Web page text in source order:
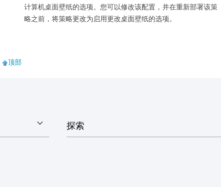
计算机桌面壁纸的选项。您可以修改该配置，并在重新部署该策
略之前，将策略更改为启用更改桌面壁纸的选项。
顶部
探索